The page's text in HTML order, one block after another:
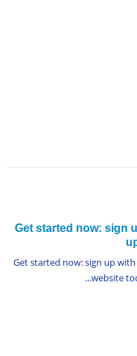
Get started now: sign
Get started now: sign up
website